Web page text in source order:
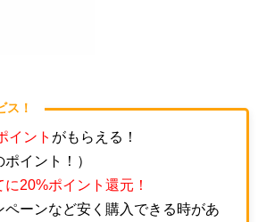
ス！
イント がもらえる！
ポイント！）
20%ポイント還元！
ペーンなど安く購入できる時があ